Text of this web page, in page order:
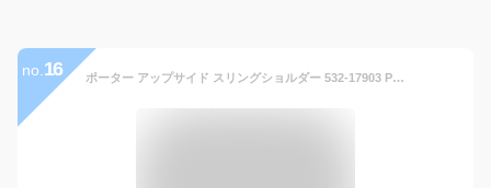
no. 16 ポーター アップサイド スリングショルダー 532-17903 PORTER 吉田カバン ボディバッグ 撥水加工 UPSIDE コーデュラ 日本製 斜めがけ A5サイズ ビジネス 旅行 トラベル ブランド